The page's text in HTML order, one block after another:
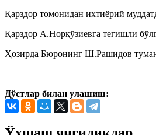
Қарздор томонидан ихтиёрий
Қарздор А.Норқўзиевга тегишли
Ҳозирда Бюронинг Ш.Рашидов
Дўстлар билан улашиш: